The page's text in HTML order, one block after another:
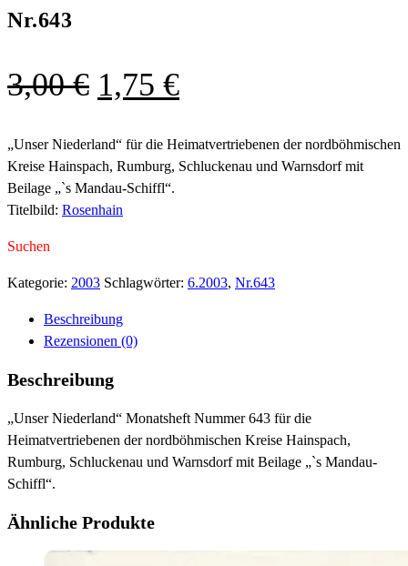
Nr.643
3,00€ Ursprünglicher
war:
3,00 €
1,75 €Aktueller
ist:
1,75 €.
„Unser Niederland“ für die Heimatvertriebenen der nordböhmischen
Kreise Hainspach, Rumburg, Schluckenau und Warnsdorf mit
Beilage „`s Mandau-Schiffl“.
Titelbild: Rosenhain
Suchen
Kategorie: 2003 Schlagwörter: 6.2003, Nr.643
Beschreibung
Rezensionen (0)
Beschreibung
„Unser Niederland“ Monatsheft Nummer 643 für die
Heimatvertriebenen der nordböhmischen Kreise Hainspach,
Rumburg, Schluckenau und Warnsdorf mit Beilage „`s Mandau-
Schiffl“.
Ähnliche Produkte